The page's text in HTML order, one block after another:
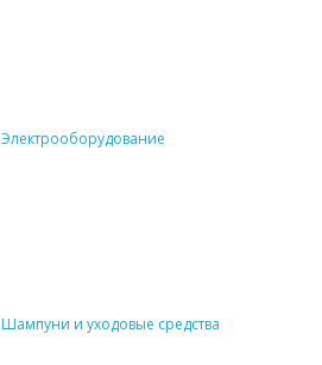
Электрооборудование
Шампуни и уходовые средства